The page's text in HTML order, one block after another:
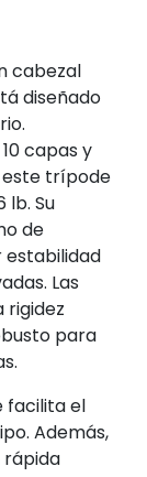
cabezal
diseñado
capas y
este trípode
lb. Su
de
Las
rigidez
para
facilita el
Además,
rápida